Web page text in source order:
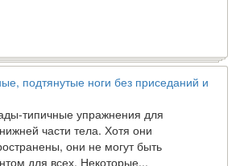
подтянутые ноги без приседаний и
типичные упражнения для
части тела. Хотя они
они не могут быть
для всех. Некоторые...